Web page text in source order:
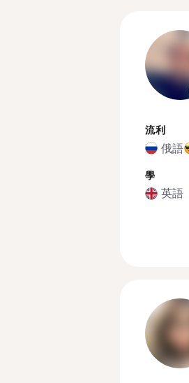
流利
俄語
學
英語